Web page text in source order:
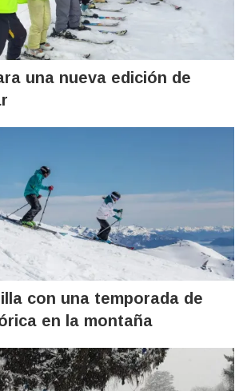
una nueva edición de
con una temporada de
en la montaña